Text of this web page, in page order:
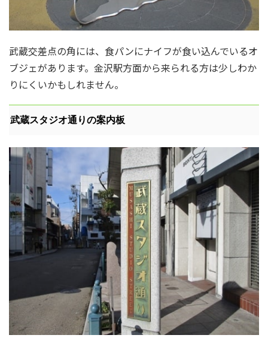
武蔵交差点の角には、食パンにナイフが食い込んでいるオ
ブジェがあります。金沢駅方面から来られる方は少しわか
りにくいかもしれません。
武蔵スタジオ通りの案内板